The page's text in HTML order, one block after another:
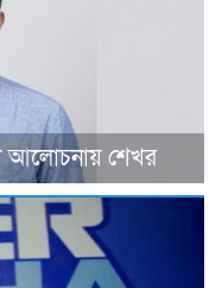
আলোচনায় শেখর